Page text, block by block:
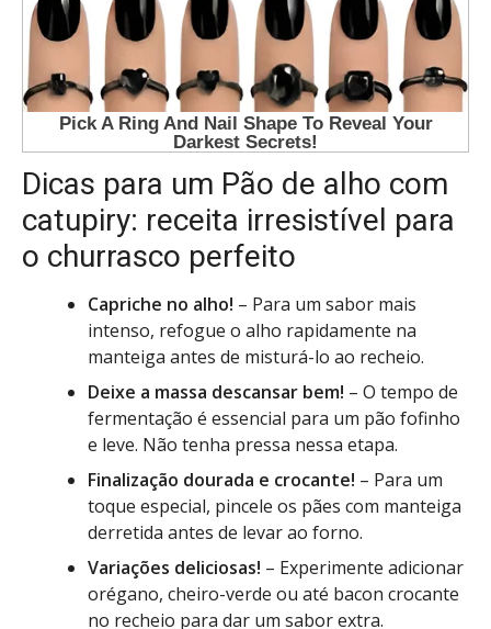
Dicas para um Pão de alho com
catupiry: receita irresistível para
o churrasco perfeito
Capriche no alho! – Para um sabor mais
intenso, refogue o alho rapidamente na
manteiga antes de misturá-lo ao recheio.
Deixe a massa descansar bem! – O tempo de
fermentação é essencial para um pão fofinho
e leve. Não tenha pressa nessa etapa.
Finalização dourada e crocante! – Para um
toque especial, pincele os pães com manteiga
derretida antes de levar ao forno.
Variações deliciosas! – Experimente adicionar
orégano, cheiro-verde ou até bacon crocante
no recheio para dar um sabor extra.